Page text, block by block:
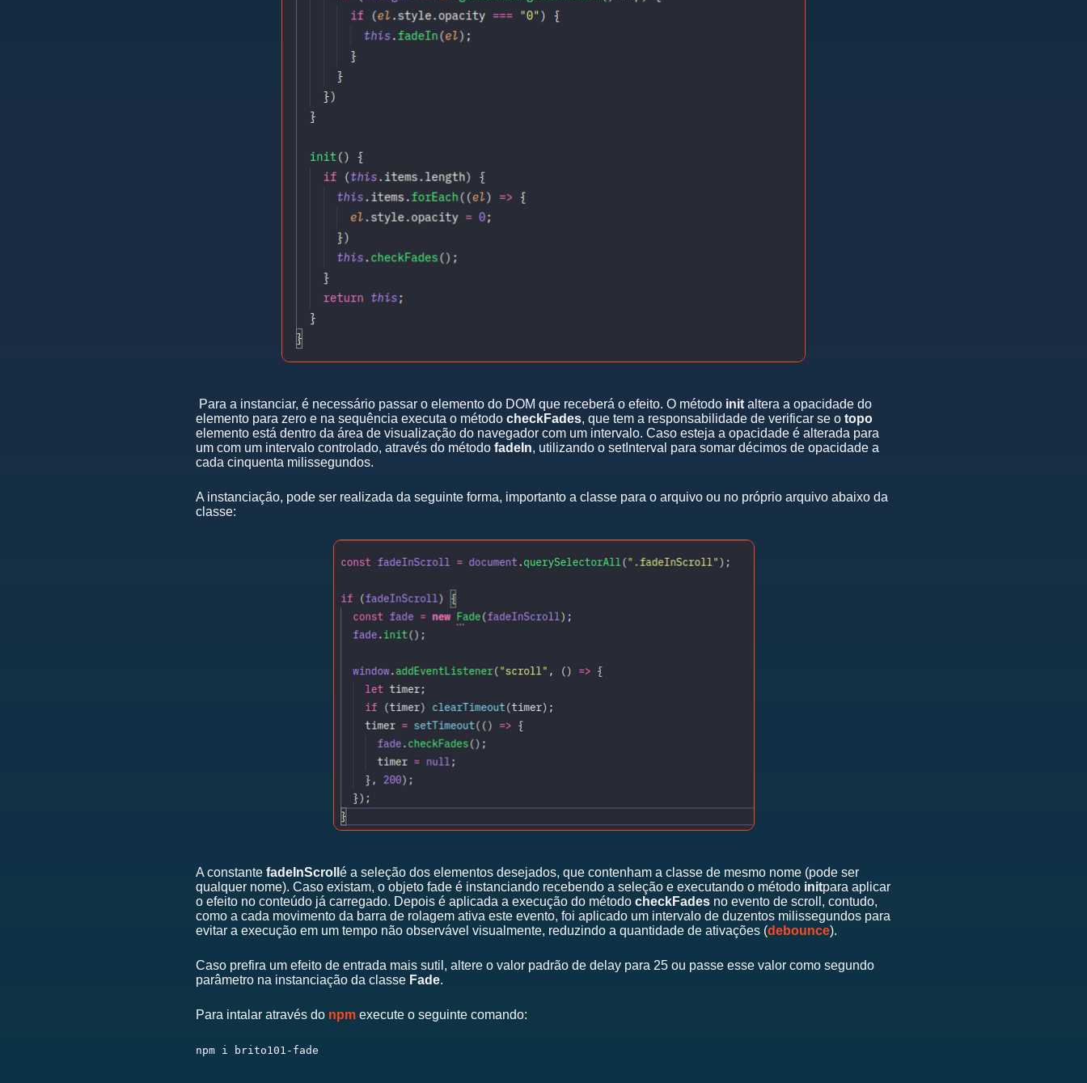
Para a instanciar, é necessário passar o elemento do DOM que receberá o efeito. O método init altera a opacidade do
elemento para zero e na sequência executa o método checkFades, que tem a responsabilidade de verificar se o topo
elemento está dentro da área de visualização do navegador com um intervalo. Caso esteja a opacidade é alterada para
um com um intervalo controlado, através do método fadeIn, utilizando o setInterval para somar décimos de opacidade a
cada cinquenta milissegundos.
A instanciação, pode ser realizada da seguinte forma, importanto a classe para o arquivo ou no próprio arquivo abaixo da
classe:
A constante fadeInScroll é a seleção dos elementos desejados, que contenham a classe de mesmo nome (pode ser
qualquer nome). Caso existam, o objeto fade é instanciando recebendo a seleção e executando o método initpara aplicar
o efeito no conteúdo já carregado. Depois é aplicada a execução do método checkFades no evento de scroll, contudo,
como a cada movimento da barra de rolagem ativa este evento, foi aplicado um intervalo de duzentos milissegundos para
evitar a execução em um tempo não observável visualmente, reduzindo a quantidade de ativações (debounce).
Caso prefira um efeito de entrada mais sutil, altere o valor padrão de delay para 25 ou passe esse valor como segundo
parâmetro na instanciação da classe Fade.
Para intalar através do npm execute o seguinte comando:
npm i brito101-fade